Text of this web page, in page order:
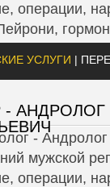
операции,
УСЛУГИ
-
-
мужской
операции,